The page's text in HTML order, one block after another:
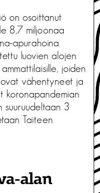
on osoittanut
8,7 miljoonaa
apurahoina.
luovien alojen
joiden
ovat vähentyneet ja
koronapandemian
suuruudeltaan 3
Taiteen
alan